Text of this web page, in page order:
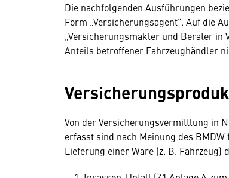
Die nachfolgenden Ausführungen
Form „Versicherungsagent“. Auf die
„Versicherungsmakler und Berater
Anteils betroffener Fahrzeughändler
Von der Versicherungsvermittlung in
erfasst sind nach Meinung des
Lieferung einer Ware (z. B. Fahrzeug)